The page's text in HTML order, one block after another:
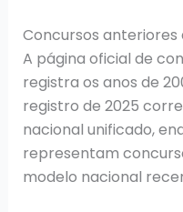
Concursos anteriores
A página oficial de
registra os anos de
registro de 2025
nacional unificado,
representam
modelo nacional